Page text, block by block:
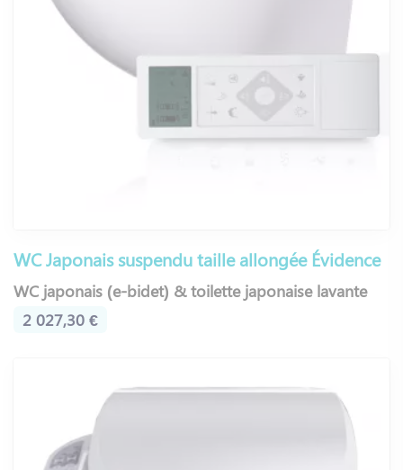
WC Japonais suspendu taille allongée Évidence
WC japonais (e-bidet) & toilette japonaise lavante
2 027,30 €